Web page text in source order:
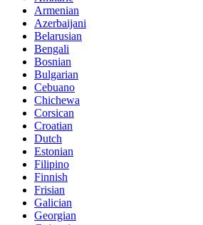
Armenian
Azerbaijani
Belarusian
Bengali
Bosnian
Bulgarian
Cebuano
Chichewa
Corsican
Croatian
Dutch
Estonian
Filipino
Finnish
Frisian
Galician
Georgian